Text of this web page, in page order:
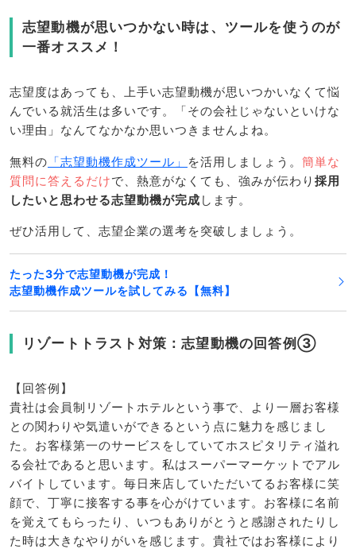
志望動機が思いつかない時は、ツールを使うのが
一番オススメ！
志望度はあっても、上手い志望動機が思いつかいなくて悩
んでいる就活生は多いです。「その会社じゃないといけな
い理由」なんてなかなか思いつきませんよね。
無料の 「志望動機作成ツール」 を活用しましょう。 簡単な
質問に答えるだけで、熱意がなくても、強みが伝わり 採用
したいと思わせる志望動機が完成 します。
ぜひ活用して、志望企業の選考を突破しましょう。
たった3分で志望動機が完成！
志望動機作成ツールを試してみる【無料】
リゾートトラスト対策：志望動機の回答例③
【回答例】
貴社は会員制リゾートホテルという事で、より一層お客様
との関わりや気遣いができるという点に魅力を感じまし
た。お客様第一のサービスをしていてホスピタリティ溢れ
る会社であると思います。私はスーパーマーケットでアル
バイトしています。毎日来店していただいてるお客様に笑
顔で、丁寧に接客する事を心がけています。お客様に名前
を覚えてもらったり、いつもありがとうと感謝されたりし
た時は大きなやりがいを感じます。貴社ではお客様により